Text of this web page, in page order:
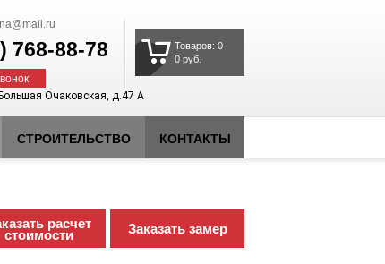
768-88-78
Товаров: 0
0 руб.
Очаковская, д.47 А
СТРОИТЕЛЬСТВО КОНТАКТЫ
расчет
стоимости Заказать замер